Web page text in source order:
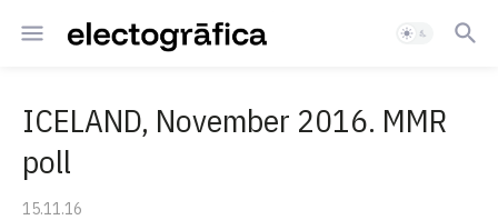
ICELAND, November 2016. MMR
poll
15.11.16